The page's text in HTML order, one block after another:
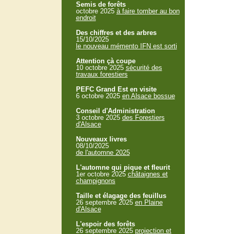
Semis de forêts
octobre 2025 à faire tomber au bon
endroit
Des chiffres et des arbres
15/10/2025
le nouveau mémento IFN est sorti
Attention çà coupe
10 octobre 2025 sécurité des
travaux forestiers
PEFC Grand Est en visite
6 octobre 2025 en Alsace bossue
Conseil d'Administration
3 octobre 2025 des Forestiers
d'Alsace
Nouveaux livres
08/10/2025
de l'automne 2025
L'automne qui pique et fleurit
1er octobre 2025 châtaignes et
champignons
Taille et élagage des feuillus
26 septembre 2025 en Plaine
d'Alsace
L'espoir des forêts
26 septembre 2025 projection et